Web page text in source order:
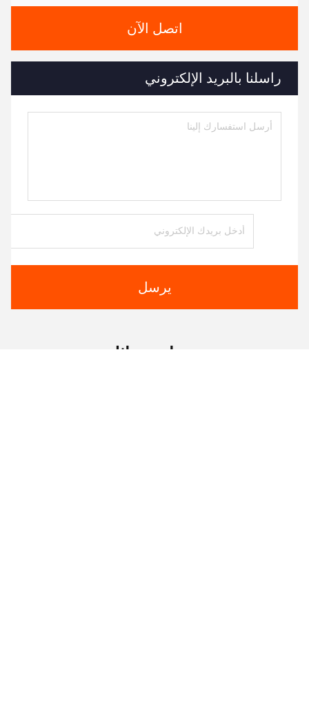
اتصل الآن
راسلنا بالبريد الإلكتروني
يرسل
منتجات مماثلة